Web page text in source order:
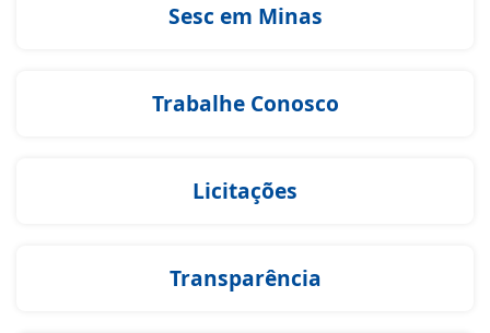
Sesc em Minas
Trabalhe Conosco
Licitações
Transparência